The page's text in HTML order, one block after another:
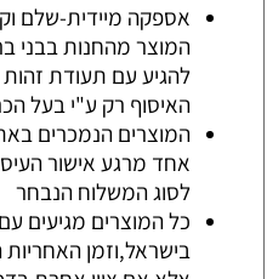
אספקה מיידית-שלם
המוצר מהחנות בבני
להגיע עם תעודת
האיסוף רק ע"י בעל
המוצרים הנמכרים
אחד מרגע אישור
לסוג המשלוח הנבחר
כל המוצרים מגיעים
בישראל,וזמן האחריות